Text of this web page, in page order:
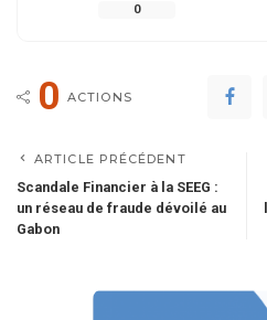
0
0 ACTIONS
ARTICLE PRÉCÉDENT
Scandale Financier à la SEEG :
un réseau de fraude dévoilé au
Gabon